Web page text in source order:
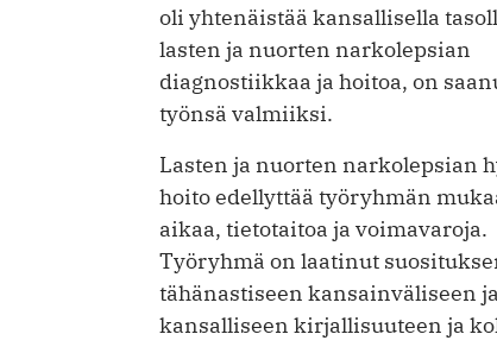
oli yhtenäistää kansallisella
lasten ja nuorten narkolepsian
diagnostiikkaa ja hoitoa, on
työnsä valmiiksi.
Lasten ja nuorten narkolepsian
hoito edellyttää työryhmän
aikaa, tietotaitoa ja voimavaroja.
Työryhmä on laatinut
tähänastiseen kansainväliseen ja
kansalliseen kirjallisuuteen ja